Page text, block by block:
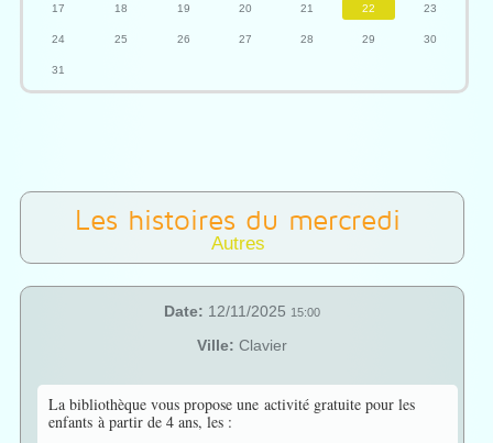
17 18 19 20 21 22 23
24 25 26 27 28 29 30
31
Les histoires du mercredi
Autres
Date: 12/11/2025 15:00
Ville: Clavier
La bibliothèque vous propose une activité gratuite pour les
enfants à partir de 4 ans, les :